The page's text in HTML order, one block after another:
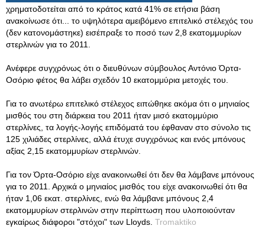
χρηματοδοτείται από το κράτος κατά 41% σε ετήσια βάση
ανακοίνωσε ότι... το υψηλότερα αμειβόμενο επιτελικό στέλεχός του
(δεν κατονομάστηκε) εισέπραξε το ποσό των 2,8 εκατομμυρίων
στερλινών για το 2011.
Ανέφερε συγχρόνως ότι ο διευθύνων σύμβουλος Αντόνιο Όρτα-
Οσόριο φέτος θα λάβει σχεδόν 10 εκατομμύρια μετοχές του.
Για το ανωτέρω επιτελικό στέλεχος ειπώθηκε ακόμα ότι ο μηνιαίος
μισθός του στη διάρκεια του 2011 ήταν μισό εκατομμύριο
στερλίνες, τα λογής-λογής επιδόματά του έφθαναν στο σύνολο τις
125 χιλιάδες στερλίνες, αλλά έτυχε συγχρόνως και ενός μπόνους
αξίας 2,15 εκατομμυρίων στερλινών.
Για τον Όρτα-Οσόριο είχε ανακοινωθεί ότι δεν θα λάμβανε μπόνους
για το 2011. Αρχικά ο μηνιαίος μισθός του είχε ανακοινωθεί ότι θα
ήταν 1,06 εκατ. στερλίνες, ενώ θα λάμβανε μπόνους 2,4
εκατομμυρίων στερλινών στην περίπτωση που υλοποιούνταν
εγκαίρως διάφοροι "στόχοι" των Lloyds. Tromaktiko